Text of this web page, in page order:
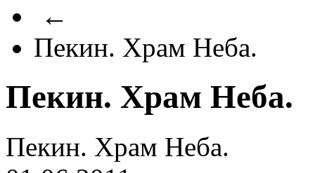
←
Пекин. Храм Неба.
Пекин. Храм Неба.
Пекин. Храм Неба.